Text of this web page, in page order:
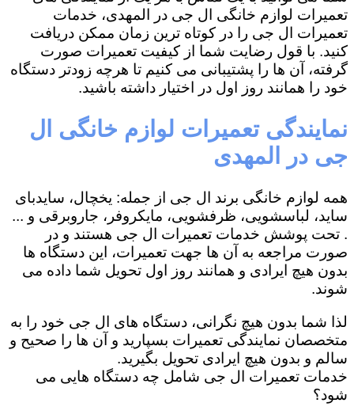
تعمیرات لوازم خانگی ال جی در المهدی، خدمات
تعمیرات ال جی را در کوتاه ترین زمان ممکن دریافت
کنید. با قول رضایت شما از کیفیت تعمیرات صورت
گرفته، آن ها را پشتیبانی می کنیم تا هرچه زودتر دستگاه
خود را همانند روز اول در اختیار داشته باشید.
نمایندگی تعمیرات لوازم خانگی ال
جی در المهدی
همه لوازم خانگی برند ال جی از جمله: یخچال، سایدبای
ساید، لباسشویی، ظرفشویی، مایکروفر، جاروبرقی و ...
. تحت پوشش خدمات تعمیرات ال جی هستند و در
صورت مراجعه به آن ها جهت تعمیرات، این دستگاه ها
بدون هیچ ایرادی و همانند روز اول تحویل شما داده می
شوند.
لذا شما بدون هیچ نگرانی، دستگاه های ال جی خود را به
متخصصان نمایندگی تعمیرات بسپارید و آن ها را صحیح و
سالم و بدون هیچ ایرادی تحویل بگیرید.
خدمات تعمیرات ال جی شامل چه دستگاه هایی می
شود؟